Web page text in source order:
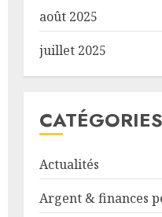
août 2025
juillet 2025
CATÉGORIES
Actualités
Argent & finances